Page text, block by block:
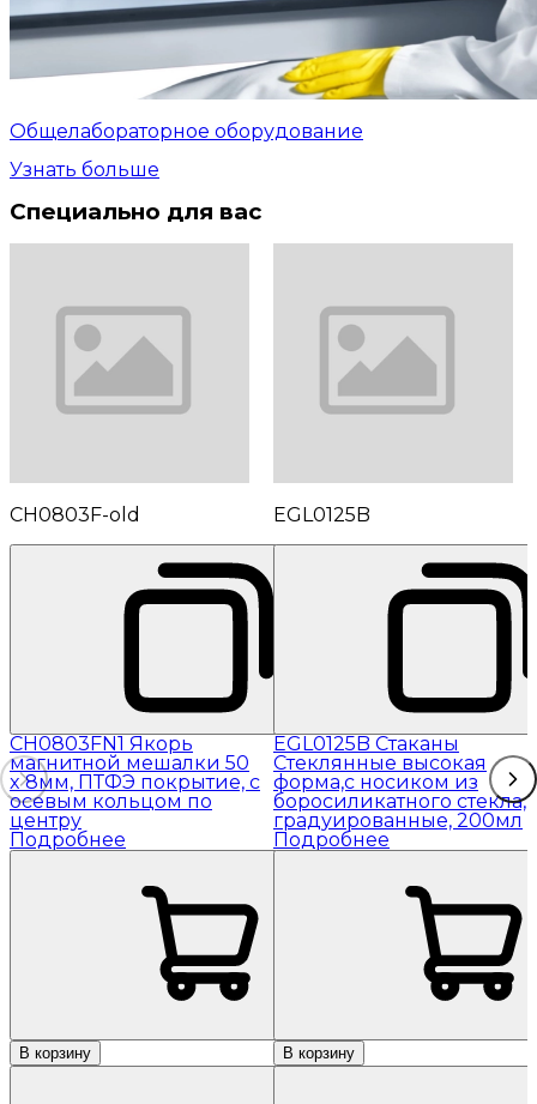
Общелабораторное оборудование
Узнать больше
Специально для вас
CH0803F-old
CH0803FN1 Якорь
магнитной мешалки 50
x 8мм, ПТФЭ покрытие, с
осевым кольцом по
центру
Подробнее
В корзину
EGL0125B
EGL0125B Стаканы
Стеклянные высокая
форма,с носиком из
боросиликатного стекла,
градуированные, 200мл
Подробнее
В корзину